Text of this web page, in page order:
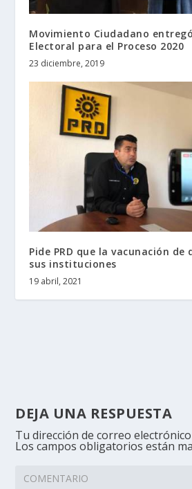
Movimiento Ciudadano
Electoral para el Proceso 2020
23 diciembre, 2019
Pide PRD que la vacunación de
sus instituciones
19 abril, 2021
DEJA UNA RESPUESTA
Tu dirección de correo
Los campos obligatorios están